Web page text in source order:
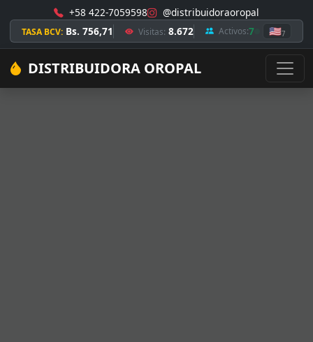
+58 422-7059598 @distribuidoraoropal
TASA BCV: Bs. 756,71 Visitas: 8.672 Activos:7 🇺🇸7
DISTRIBUIDORA OROPAL